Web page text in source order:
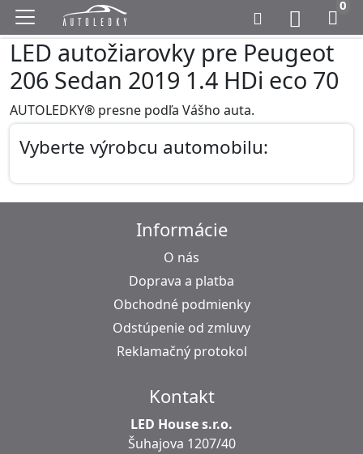
0
LED autožiarovky pre Peugeot
206 Sedan 2019 1.4 HDi eco 70
AUTOLEDKY® presne podľa Vášho auta.
Vyberte výrobcu automobilu:
Informácie
O nás
Doprava a platba
Obchodné podmienky
Odstúpenie od zmluvy
Reklamačný protokol
Kontakt
LED House s.r.o.
Šuhajova 1207/40